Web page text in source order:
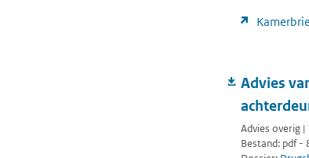
Advies
Advies overig |
Bestand: pdf -